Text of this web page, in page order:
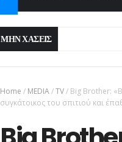
ΜΗΝ ΧΑΣΕΙΣ
Home / MEDIA/TV/ Big Brother:
συγκάτοικος του σπιτιού και